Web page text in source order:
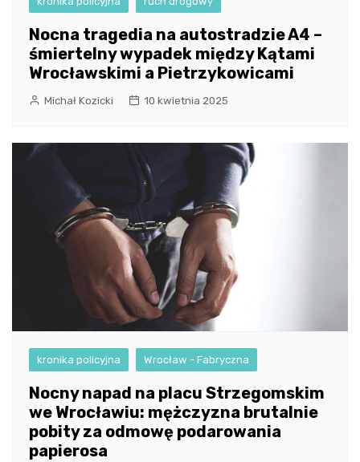
Nocna tragedia na autostradzie A4 –
śmiertelny wypadek między Kątami
Wrocławskimi a Pietrzykowicami
Michał Kozicki 10 kwietnia 2025
kronika policyjna Wrocław - Fabryczna
Nocny napad na placu Strzegomskim
we Wrocławiu: mężczyzna brutalnie
pobity za odmowę podarowania
papierosa